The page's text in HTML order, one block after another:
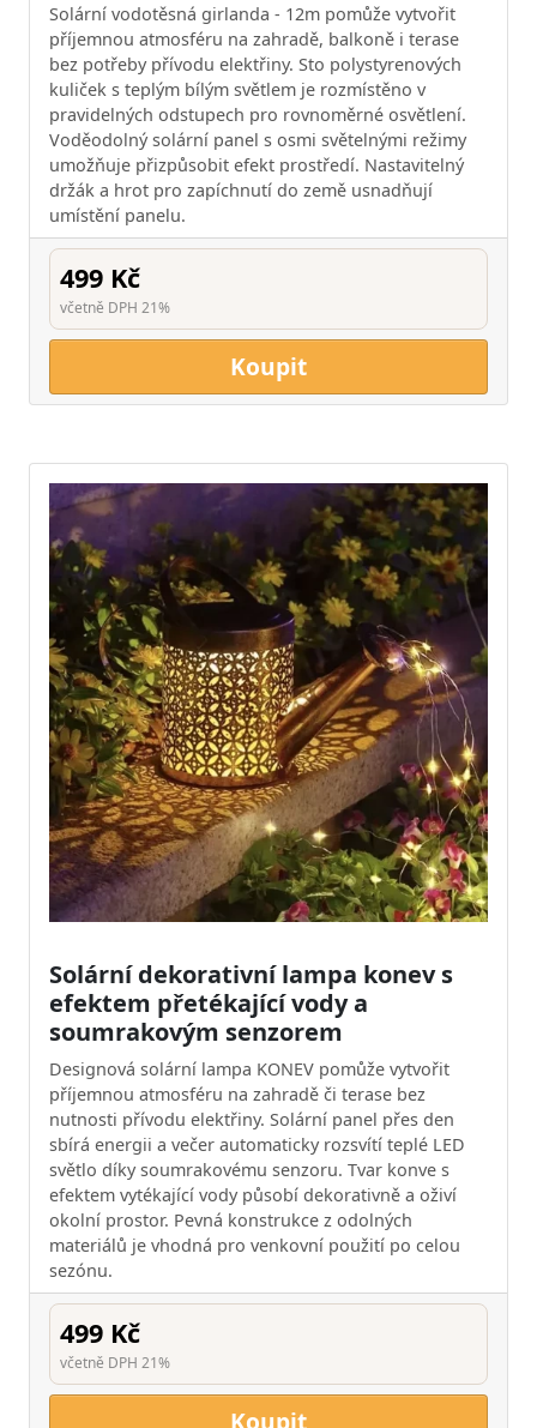
Solární vodotěsná girlanda - 12m pomůže vytvořit
příjemnou atmosféru na zahradě, balkoně i terase
bez potřeby přívodu elektřiny. Sto polystyrenových
kuliček s teplým bílým světlem je rozmístěno v
pravidelných odstupech pro rovnoměrné osvětlení.
Voděodolný solární panel s osmi světelnými režimy
umožňuje přizpůsobit efekt prostředí. Nastavitelný
držák a hrot pro zapíchnutí do země usnadňují
umístění panelu.
499 Kč
včetně DPH 21%
Koupit
Solární dekorativní lampa konev s
efektem přetékající vody a
soumrakovým senzorem
Designová solární lampa KONEV pomůže vytvořit
příjemnou atmosféru na zahradě či terase bez
nutnosti přívodu elektřiny. Solární panel přes den
sbírá energii a večer automaticky rozsvítí teplé LED
světlo díky soumrakovému senzoru. Tvar konve s
efektem vytékající vody působí dekorativně a oživí
okolní prostor. Pevná konstrukce z odolných
materiálů je vhodná pro venkovní použití po celou
sezónu.
499 Kč
včetně DPH 21%